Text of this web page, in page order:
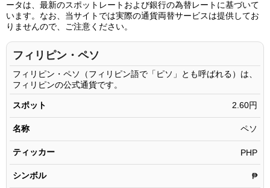
19.09ペソ
49.69円
19.10ペソ
19.11ペソ
19.12ペソ
49.77円
19.13ペソ
49.80円
19.14ペソ
19.15ペソ
49.85円
19.16ペソ
49.88円
19.17ペソ
ータは、最新のスポットレートおよび銀行の為替レートに基づいて
います。なお、当サイトでは実際の通貨両替サービスは提供してお
りませんので、ご注意ください。
フィリピン・ペソ
フィリピン・ペソ（フィリピン語で「ピソ」とも呼ばれる）は、
フィリピンの公式通貨です。
スポット 2.60円
名称 ペソ
ティッカー PHP
シンボル ₱